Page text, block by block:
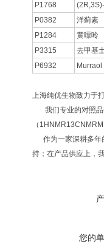
P1768
P0382
洋蓟素
P1284
黄嘌呤
P3315
去甲基
P6932
Murraol
上海纯优生物致力于
我们专业的对照品
（
作为一家深耕多年
持；在产品供应上，
您的